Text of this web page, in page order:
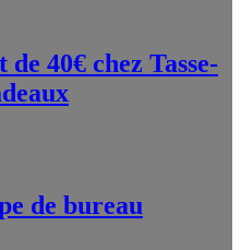
40€ chez Tasse-
de bureau